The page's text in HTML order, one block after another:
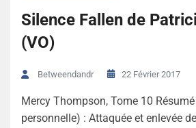
Silence Fallen de
(VO)
Betweendandr 22 Février 2017
Mercy Thompson, Tome 10
personnelle) : Attaquée et enlevée